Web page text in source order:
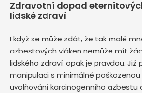
Zdravotní dopad
lidské zdraví
I když se může zdát, že tak malé
azbestových vláken nemůže mít
lidského zdraví, opak je pravdou. Již
manipulaci s minimálně
uvolňování karcinogenního azbestu